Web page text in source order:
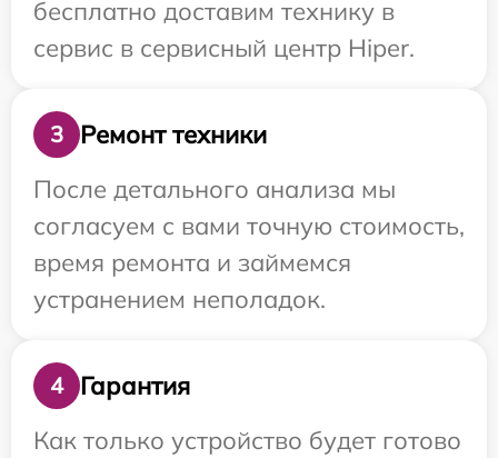
бесплатно доставим технику в
сервис в сервисный центр Hiper.
3
Ремонт техники
После детального анализа мы
согласуем с вами точную стоимость,
время ремонта и займемся
устранением неполадок.
4
Гарантия
Как только устройство будет готово